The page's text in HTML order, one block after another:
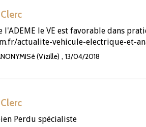
l'ADEME le VE est favorable dans
actualite-vehicule-electrique-et-
(Vizille) , 13/04/2018
Perdu spécialiste